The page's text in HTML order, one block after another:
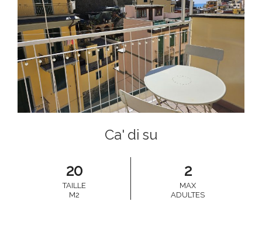
Ca' di su
20
TAILLE
M2
2
MAX
ADULTES